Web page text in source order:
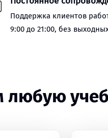
Поддержка клиентов
9:00 до 21:00, без
любую